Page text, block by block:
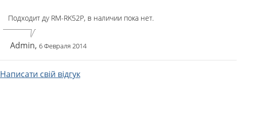
Подходит ду RM-RK52P, в наличии пока нет.
Admin, 6 Февраля 2014
Написати свій відгук